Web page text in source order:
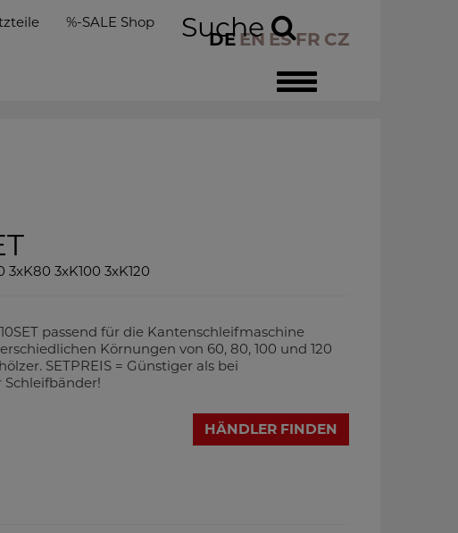
Toggle
navigation
DE EN ESFR CZ
%-SALE Shop Suche
3xK80 3xK100 3xK120
passend für die Kantenschleifmaschine
Körnungen von 60, 80, 100 und 120
SETPREIS = Günstiger als bei
HÄNDLER FINDEN